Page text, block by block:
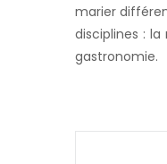
marier
disciplines :
gastronomie.